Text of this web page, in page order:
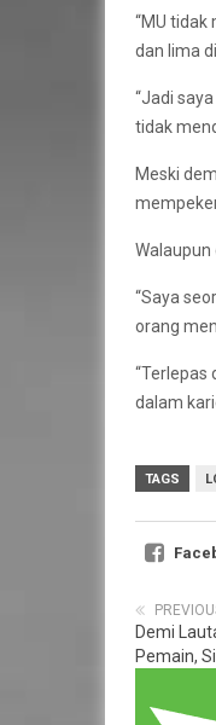
“MU
dan lima
“Jadi
tidak
Meski
“Saya
orang
“Terlepas
dalam
TAGS
Demi
Pemain,